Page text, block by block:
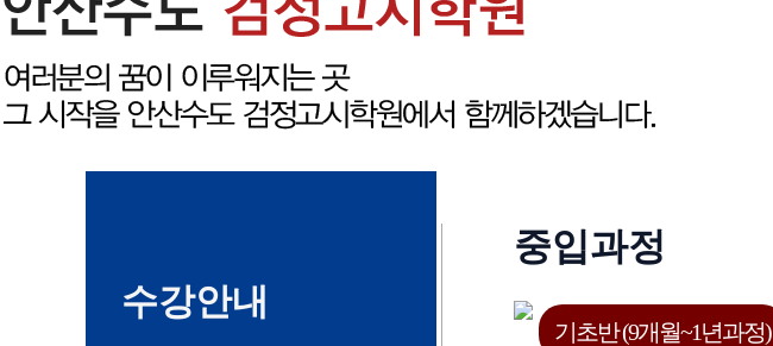
기
수강안내
중입과정
기초반 (9개월~1년과정)